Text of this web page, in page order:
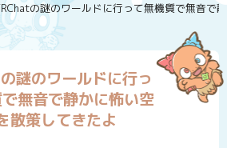
の謎のワールドに行って無機質で無音で
謎のワールドに行っ
無音で静かに怖い空
散策してきたよ